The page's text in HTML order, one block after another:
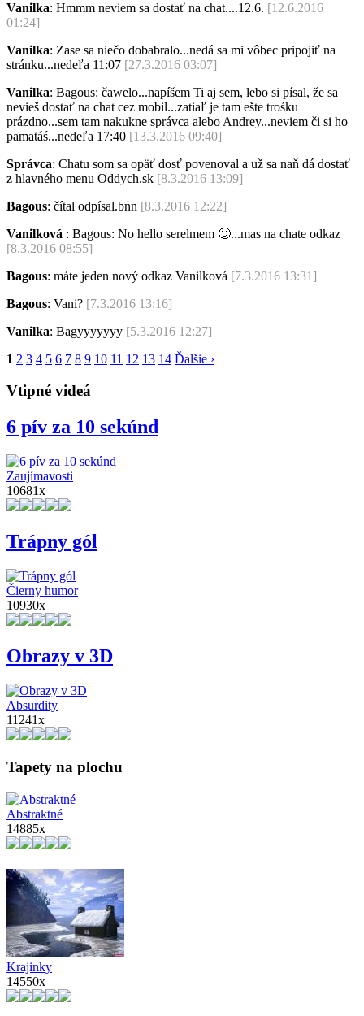
Vanilka: Hmmm neviem sa dostať na chat....12.6. [12.6.2016
01:24]
Vanilka: Zase sa niečo dobabralo...nedá sa mi vôbec pripojiť na
stránku...nedeľa 11:07 [27.3.2016 03:07]
Vanilka: Bagous: čawelo...napíšem Ti aj sem, lebo si písal, že sa
nevieš dostať na chat cez mobil...zatiaľ je tam ešte trośku
prázdno...sem tam nakukne správca alebo Andrey...neviem či si ho
pamatáś...nedeľa 17:40 [13.3.2016 09:40]
Správca: Chatu som sa opäť dosť povenoval a už sa naň dá dostať
z hlavného menu Oddych.sk [8.3.2016 13:09]
Bagous: čítal odpísal.bnn [8.3.2016 12:22]
Vanilková : Bagous: No hello serelmem 🙂...mas na chate odkaz
[8.3.2016 08:55]
Bagous: máte jeden nový odkaz Vanilková [7.3.2016 13:31]
Bagous: Vani? [7.3.2016 13:16]
Vanilka: Bagyyyyyyy [5.3.2016 12:27]
1 2 3 4 5 6 7 8 9 10 11 12 13 14 Ďalšie ›
Vtipné videá
6 pív za 10 sekúnd
Zaujímavosti
10681x
Trápny gól
Čierny humor
10930x
Obrazy v 3D
Absurdity
11241x
Tapety na plochu
Abstraktné
14885x
Krajinky
14550x